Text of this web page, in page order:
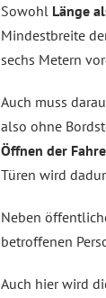
Sowohl Länge
Mindestbreite
sechs Metern
Auch muss
also ohne
Öffnen der
Türen wird
Neben
betroffenen
Auch hier wird